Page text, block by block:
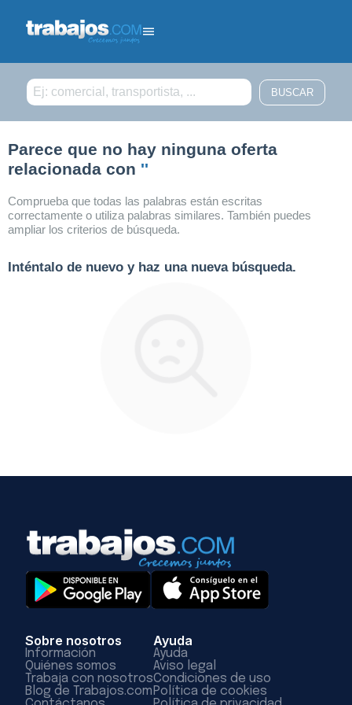
Parece que no hay ninguna oferta
relacionada con ''
Comprueba que todas las palabras están escritas
correctamente o utiliza palabras similares. También puedes
ampliar los criterios de búsqueda.
Inténtalo de nuevo y haz una nueva búsqueda.
Sobre nosotros
Información
Quiénes somos
Trabaja con nosotros
Blog de Trabajos.com
Ayuda
Ayuda
Aviso legal
Condiciones de uso
Política de cookies